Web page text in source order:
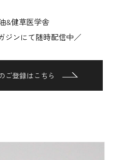
&健草医学舎
ジンにて随時配信中／
ご登録はこちら